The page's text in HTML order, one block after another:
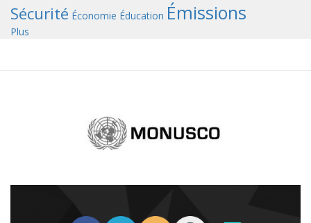
Sécurité Économie Éducation Émissions
Plus